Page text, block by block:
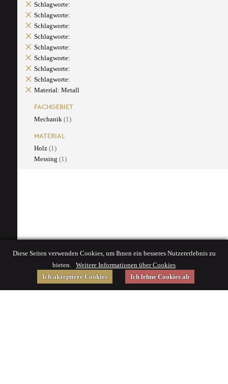
Schlagworte:
Schlagworte:
Schlagworte:
Schlagworte:
Schlagworte:
Schlagworte:
Schlagworte:
Schlagworte:
Material: Metall
FACHGEBIET
Mechanik (1)
MATERIAL
Holz (1)
Messing (1)
Diese Seiten verwenden Cookies, um Ihnen ein besseres Nutzererlebnis zu
bieten. Weitere Informationen über Cookies
Ich akzeptiere Cookies
Ich lehne Cookies ab